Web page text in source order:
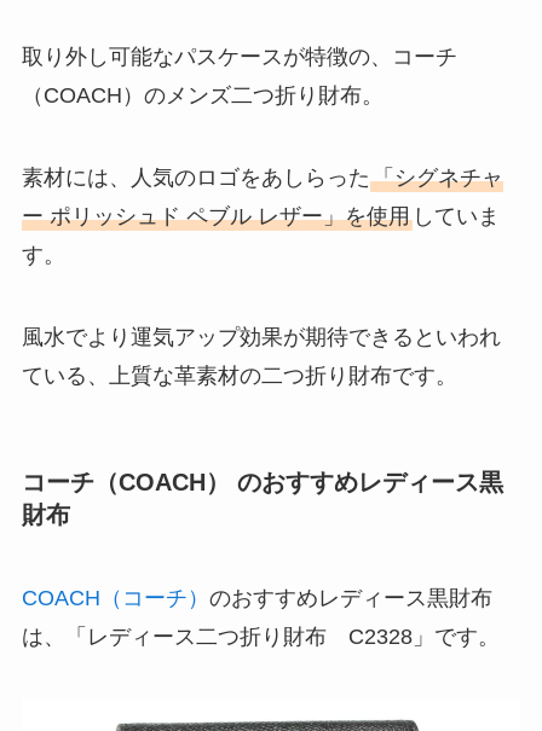
取り外し可能なパスケースが特徴の、コーチ
（COACH）のメンズ二つ折り財布。
素材には、人気のロゴをあしらった「シグネチャ
ー ポリッシュド ペブル レザー」を使用していま
す。
風水でより運気アップ効果が期待できるといわれ
ている、上質な革素材の二つ折り財布です。
コーチ（COACH） のおすすめレディース黒
財布
COACH（コーチ） のおすすめレディース黒財布
は、「レディース二つ折り財布 C2328」です。